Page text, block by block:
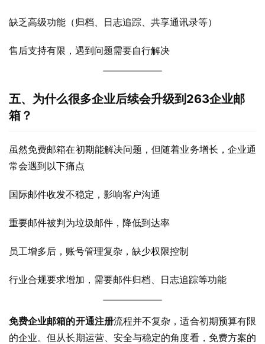
缺乏高级功能（归档、日志追踪、共享通讯录等）
售后支持有限，遇到问题需要自行解决
五、为什么很多企业后续会升级到263企业邮
箱？
虽然免费邮箱在初期能解决问题，但随着业务增长，企业通
常会遇到以下痛点
国际邮件收发不稳定，影响客户沟通
重要邮件被判为垃圾邮件，降低到达率
员工增多后，账号管理复杂，缺少权限控制
行业合规要求增加，需要邮件归档、日志追踪等功能
免费企业邮箱的开通注册流程并不复杂，适合初期预算有限
的企业。但从长期运营、安全与稳定的角度看，免费方案的